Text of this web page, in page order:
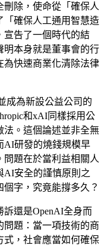
除，使命從「確保人
「確保人工通用智慧造
宣告了一個時代的結
明本身就是董事會的行
為快速商業化清除法律
成為新設公益公司的
和xAI同樣採用公
法。這個論述並非全無
AI研發的燒錢規模早
題在於當利益相關人
AI安全的謹慎原則之
字，究竟能撐多久？
還是OpenAI全身而
題：當一項技術的商
式，社會應當如何確保